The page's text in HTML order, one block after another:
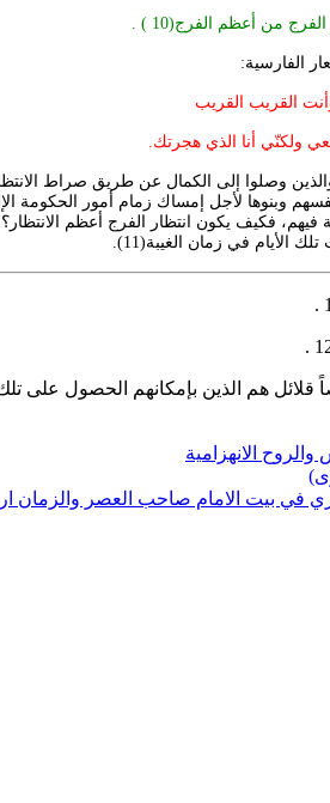
من أعظم الفرج(10 ) .
الفارسية:
القريب القريب
ولكنّي أنا الذي هجرتك.
والذين وصلوا إلى الكمال عن طريق صراط
وبنوها لأجل إمساك زمام أمور الحكومة
فيهم، فكيف يكون انتظار الفرج أعظم
الأيام في زمان الغيبة(11).
قلائل هم الذين بإمكانهم الحصول
في بيت الامام صاحب العصر والزمان